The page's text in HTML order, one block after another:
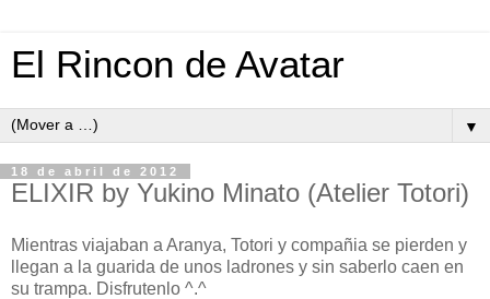
El Rincon de Avatar
▼
18 de abril de 2012
ELIXIR by Yukino Minato (Atelier Totori)
Mientras viajaban a Aranya, Totori y compañia se pierden y
llegan a la guarida de unos ladrones y sin saberlo caen en
su trampa. Disfrutenlo ^.^